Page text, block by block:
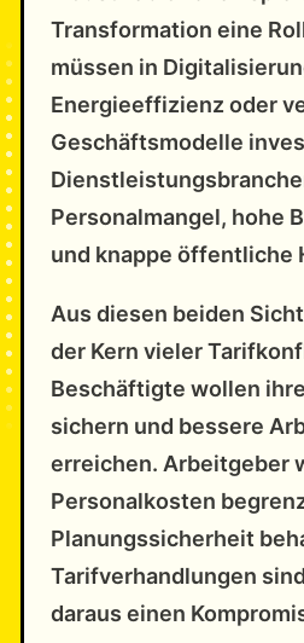
Transformation eine
müssen in
Energieeffizienz oder
Geschäftsmodelle
Personalmangel, hohe
und knappe öffentliche
Aus diesen beiden
der Kern vieler
Beschäftigte wollen
sichern und bessere
erreichen. Arbeitgeber
Personalkosten
Planungssicherheit
Tarifverhandlungen
daraus einen